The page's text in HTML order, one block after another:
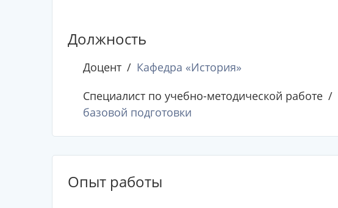
Должность
Доцент
Кафедра «История»
Специалист по учебно-методической работе
базовой подготовки
Опыт работы